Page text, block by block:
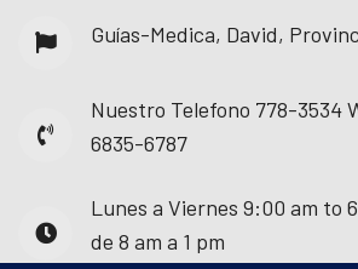
Guías-Medica, David,
Nuestro Telefono 778-3534
6835-6787
Lunes a Viernes 9:00 am to
de 8 am a 1 pm